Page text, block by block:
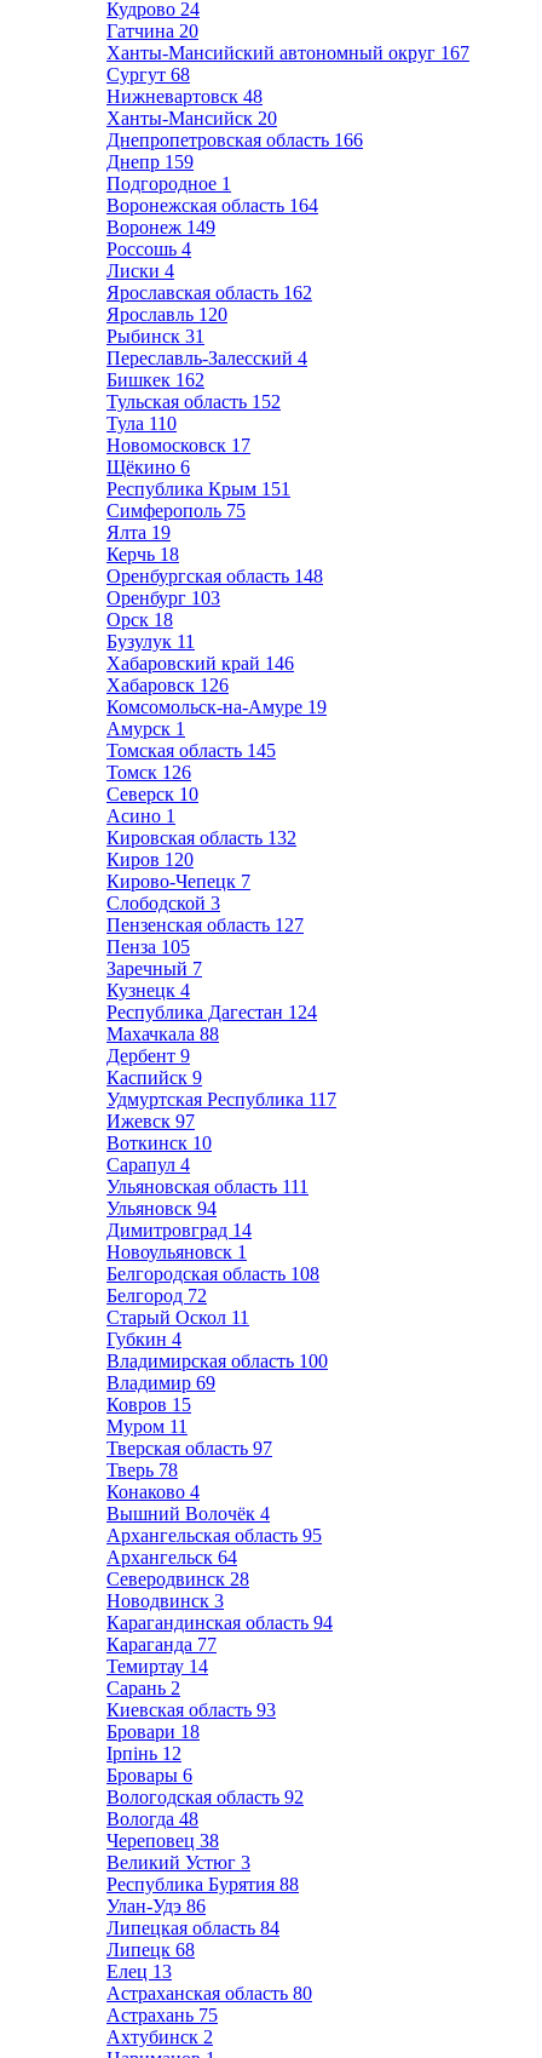
Кудрово 24
Гатчина 20
Ханты-Мансийский автономный округ 167
Сургут 68
Нижневартовск 48
Ханты-Мансийск 20
Днепропетровская область 166
Днепр 159
Подгородное 1
Воронежская область 164
Воронеж 149
Россошь 4
Лиски 4
Ярославская область 162
Ярославль 120
Рыбинск 31
Переславль-Залесский 4
Бишкек 162
Тульская область 152
Тула 110
Новомосковск 17
Щёкино 6
Республика Крым 151
Симферополь 75
Ялта 19
Керчь 18
Оренбургская область 148
Оренбург 103
Орск 18
Бузулук 11
Хабаровский край 146
Хабаровск 126
Комсомольск-на-Амуре 19
Амурск 1
Томская область 145
Томск 126
Северск 10
Асино 1
Кировская область 132
Киров 120
Кирово-Чепецк 7
Слободской 3
Пензенская область 127
Пенза 105
Заречный 7
Кузнецк 4
Республика Дагестан 124
Махачкала 88
Дербент 9
Каспийск 9
Удмуртская Республика 117
Ижевск 97
Воткинск 10
Сарапул 4
Ульяновская область 111
Ульяновск 94
Димитровград 14
Новоульяновск 1
Белгородская область 108
Белгород 72
Старый Оскол 11
Губкин 4
Владимирская область 100
Владимир 69
Ковров 15
Муром 11
Тверская область 97
Тверь 78
Конаково 4
Вышний Волочёк 4
Архангельская область 95
Архангельск 64
Северодвинск 28
Новодвинск 3
Карагандинская область 94
Караганда 77
Темиртау 14
Сарань 2
Киевская область 93
Бровари 18
Ірпінь 12
Бровары 6
Вологодская область 92
Вологда 48
Череповец 38
Великий Устюг 3
Республика Бурятия 88
Улан-Удэ 86
Липецкая область 84
Липецк 68
Елец 13
Астраханская область 80
Астрахань 75
Ахтубинск 2